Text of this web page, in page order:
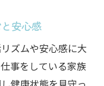
安心感
ズムや安心感に大
事をしている家族